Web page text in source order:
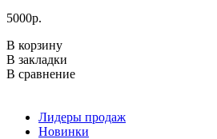
5000р.
В корзину
В закладки
В сравнение
Лидеры продаж
Новинки